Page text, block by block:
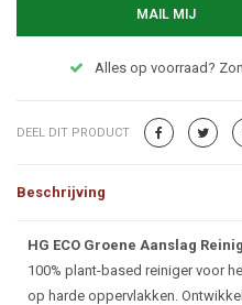
MAIL MIJ
Alles op voorraad? Zondag
DEEL DIT PRODUCT
Beschrijving
Beschrijving
HG ECO Groene Aanslag
100% plant-based reiniger voor
op harde oppervlakken.